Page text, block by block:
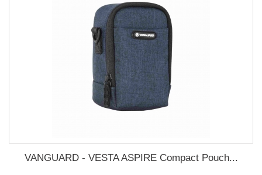
VANGUARD - VESTA ASPIRE Compact Pouch...